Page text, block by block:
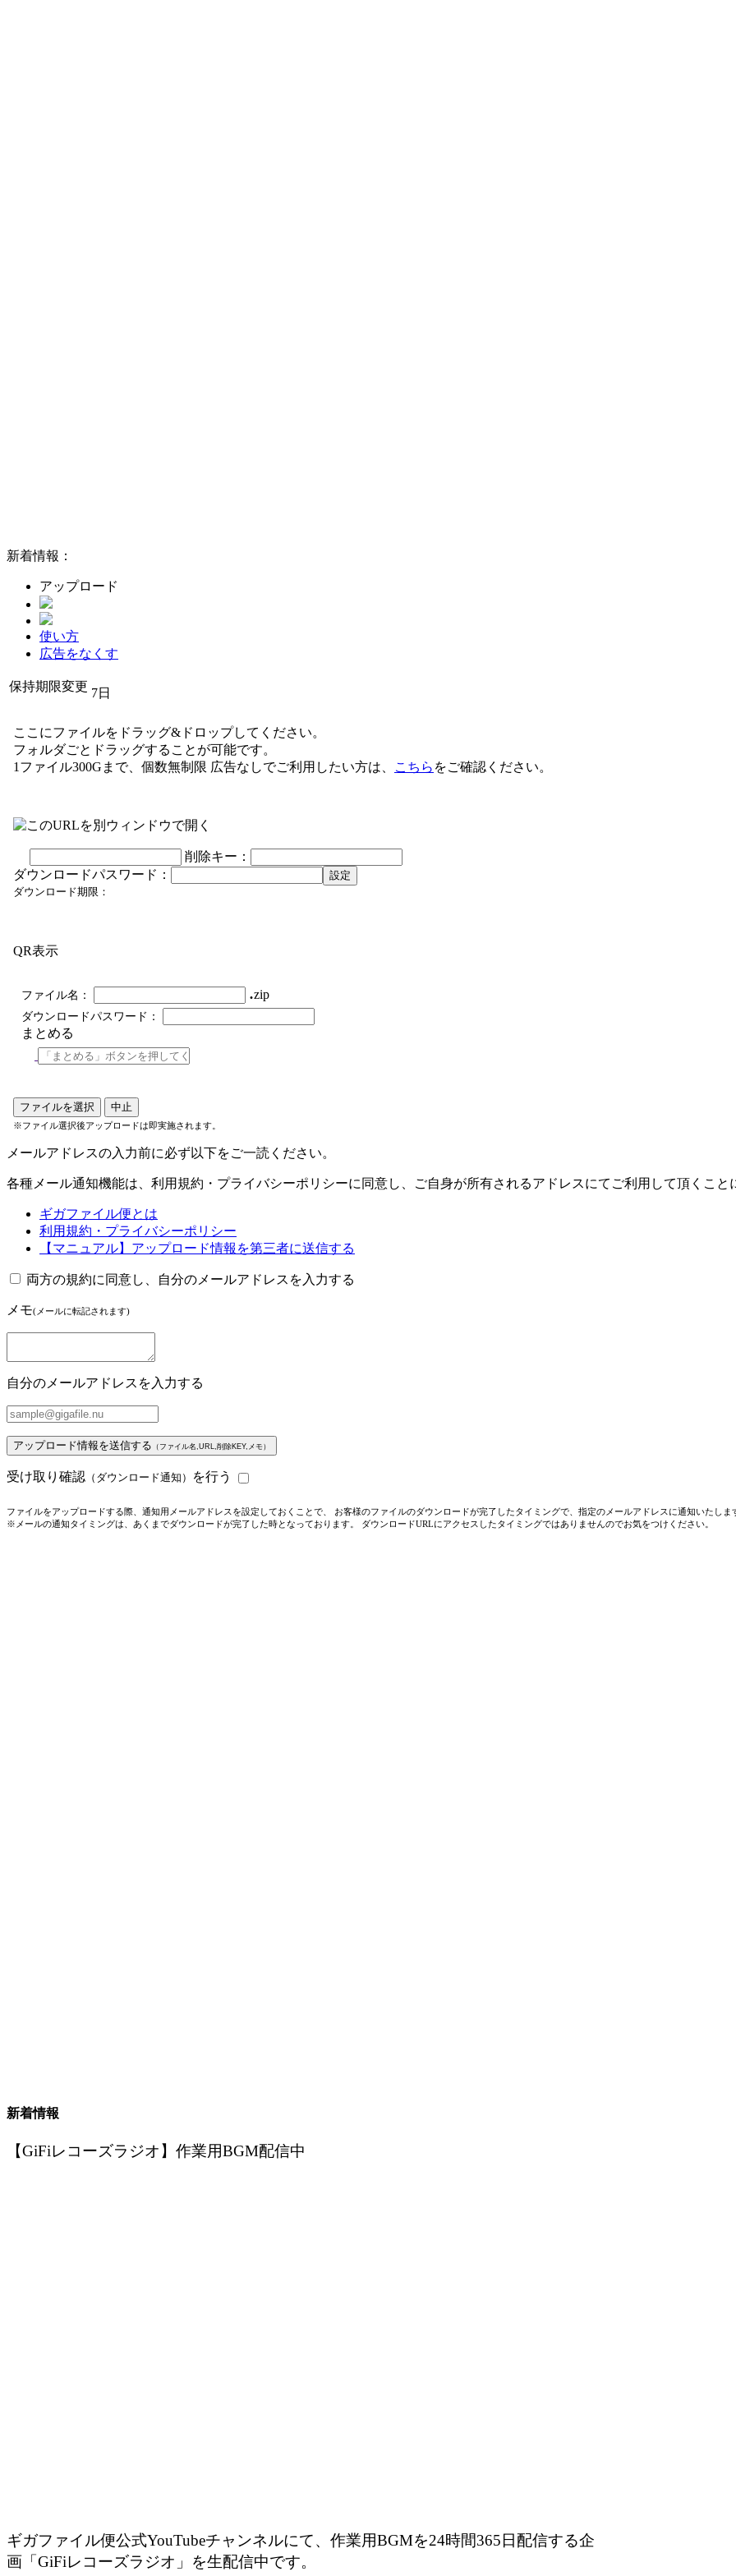
新着情報：
アップロード
使い方
広告をなくす
保持期限変更 7日
ここにファイルをドラッグ&ドロップしてください。
フォルダごとドラッグすることが可能です。
1ファイル300Gまで、個数無制限 広告なしでご利用したい方は、 こちら をご確認ください。
削除キー：
ダウンロードパスワード：
設定
ダウンロード期限：
QR表示
ファイル名： .zip
ダウンロードパスワード：
まとめる
ファイルを選択 中止
※ファイル選択後アップロードは即実施されます。
メールアドレスの入力前に必ず以下をご一読ください。
各種メール通知機能は、利用規約・プライバシーポリシーに同意し、ご自身が所有されるアドレスにてご利用して頂くこと
ギガファイル便とは
利用規約・プライバシーポリシー
【マニュアル】アップロード情報を第三者に送信する
両方の規約に同意し、自分のメールアドレスを入力する
メモ(メールに転記されます)
自分のメールアドレスを入力する
アップロード情報を送信する （ファイル名,URL,削除KEY,メモ）
受け取り確認 （ダウンロード通知） を行う
ファイルをアップロードする際、通知用メールアドレスを設定しておくことで、 お客様のファイルのダウンロードが完了したタイミングで、指定のメールアドレスに通知いたしま
※メールの通知タイミングは、あくまでダウンロードが完了した時となっております。 ダウンロードURLにアクセスしたタイミングではありませんのでお気をつけください。
新着情報
【GiFiレコーズラジオ】作業用BGM配信中
ギガファイル便公式YouTubeチャンネルにて、作業用BGMを24時間365日配信する企
画「GiFiレコーズラジオ」を生配信中です。